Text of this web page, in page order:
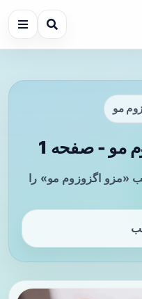
مو
مو - صفحه 1
«مزو اگزوزوم مو» را